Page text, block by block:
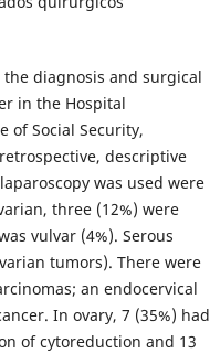
diagnosis and surgical
in the Hospital
of Social Security,
descriptive
was used were
three (12%) were
vulvar (4%). Serous
tumors). There were
an endocervical
In ovary, 7 (35%) had
of cytoreduction and 13